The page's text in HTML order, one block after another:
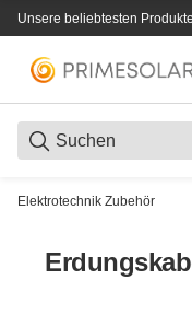
Unsere beliebtesten Produkte
Elektrotechnik Zubehör